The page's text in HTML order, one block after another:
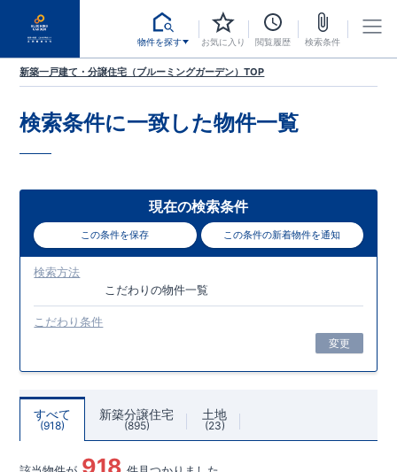
物件を探す お気に入り 閲覧履歴 検索条件
新築一戸建て・分譲住宅（ブルーミングガーデン）TOP
検索条件に一致した物件一覧
現在の検索条件
この条件を保存 この条件の新着物件を通知
検索方法
こだわりの物件一覧
こだわり条件
変更
すべて
918
新築分譲住宅
895
土地
23
918